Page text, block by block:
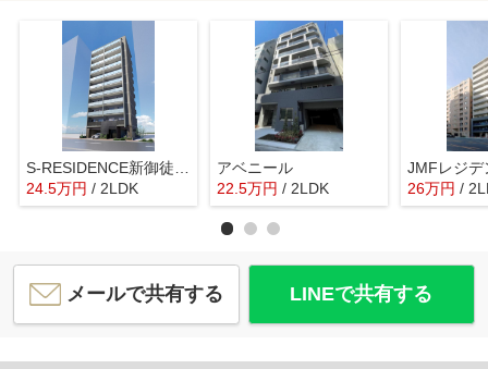
24.5万円 / 2LDK
アベニール
22.5万円 / 2LDK 26万円 /
メールで共有する LINEで共有する